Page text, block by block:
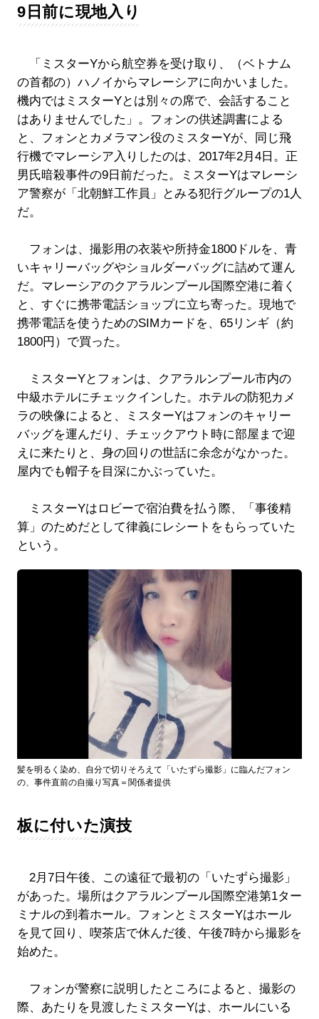
9日前に現地入り
「ミスターYから航空券を受け取り、（ベトナム
の首都の）ハノイからマレーシアに向かいました。
機内ではミスターYとは別々の席で、会話すること
はありませんでした」。フォンの供述調書による
と、フォンとカメラマン役のミスターYが、同じ飛
行機でマレーシア入りしたのは、2017年2月4日。正
男氏暗殺事件の9日前だった。ミスターYはマレーシ
ア警察が「北朝鮮工作員」とみる犯行グループの1人
だ。
フォンは、撮影用の衣装や所持金1800ドルを、青
いキャリーバッグやショルダーバッグに詰めて運ん
だ。マレーシアのクアラルンプール国際空港に着く
と、すぐに携帯電話ショップに立ち寄った。現地で
携帯電話を使うためのSIMカードを、65リンギ（約
1800円）で買った。
ミスターYとフォンは、クアラルンプール市内の
中級ホテルにチェックインした。ホテルの防犯カメ
ラの映像によると、ミスターYはフォンのキャリー
バッグを運んだり、チェックアウト時に部屋まで迎
えに来たりと、身の回りの世話に余念がなかった。
屋内でも帽子を目深にかぶっていた。
ミスターYはロビーで宿泊費を払う際、「事後精
算」のためだとして律義にレシートをもらっていた
という。
髪を明るく染め、自分で切りそろえて「いたずら撮影」に臨んだフォン
の、事件直前の自撮り写真＝関係者提供
板に付いた演技
2月7日午後、この遠征で最初の「いたずら撮影」
があった。場所はクアラルンプール国際空港第1ター
ミナルの到着ホール。フォンとミスターYはホール
を見て回り、喫茶店で休んだ後、午後7時から撮影を
始めた。
フォンが警察に説明したところによると、撮影の
際、あたりを見渡したミスターYは、ホールにいる